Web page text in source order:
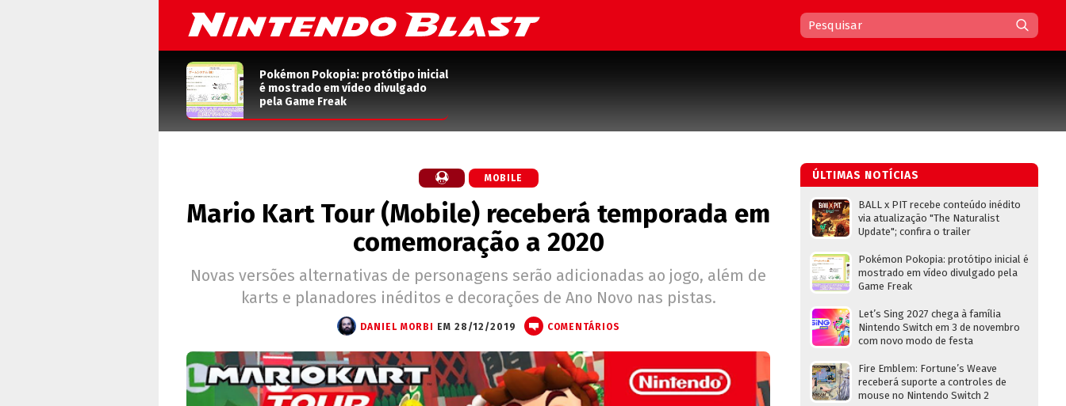
Pokémon Pokopia: protótipo inicial
é mostrado em vídeo divulgado
pela Game Freak
MOBILE
Mario Kart Tour (Mobile) receberá temporada em
comemoração a 2020
Novas versões alternativas de personagens serão adicionadas ao jogo, além de
karts e planadores inéditos e decorações de Ano Novo nas pistas.
DANIEL MORBI EM 28/12/2019 COMENTÁRIOS
ÚLTIMAS NOTÍCIAS
BALL x PIT recebe conteúdo inédito
via atualização "The Naturalist
Update"; confira o trailer
Pokémon Pokopia: protótipo inicial é
mostrado em vídeo divulgado pela
Game Freak
Let’s Sing 2027 chega à família
Nintendo Switch em 3 de novembro
com novo modo de festa
Fire Emblem: Fortune’s Weave
receberá suporte a controles de
mouse no Nintendo Switch 2